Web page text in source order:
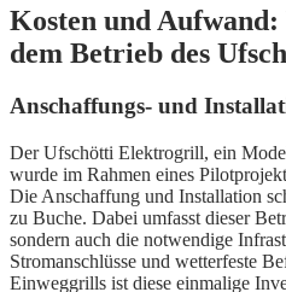
Kosten und
dem Betrieb des
Anschaffungs- und
Der Ufschötti Elektrogrill, ein
wurde im Rahmen eines
Die Anschaffung und Installation
zu Buche. Dabei umfasst dieser
sondern auch die notwendige
Stromanschlüsse und wetterfeste
Einweggrills ist diese einmalige